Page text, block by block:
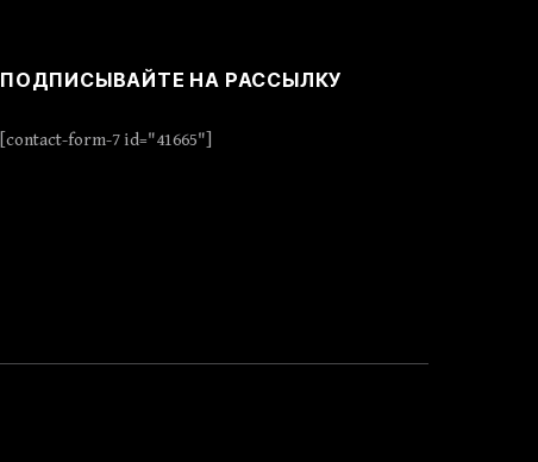
ПОДПИСЫВАЙТЕ НА РАССЫЛКУ
[contact-form-7 id="41665"]